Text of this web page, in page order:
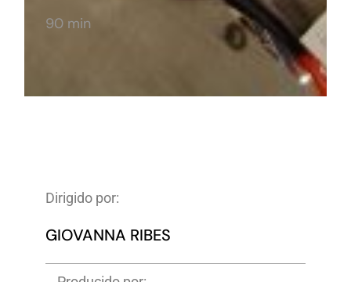
90 min
Dirigido por:
GIOVANNA RIBES